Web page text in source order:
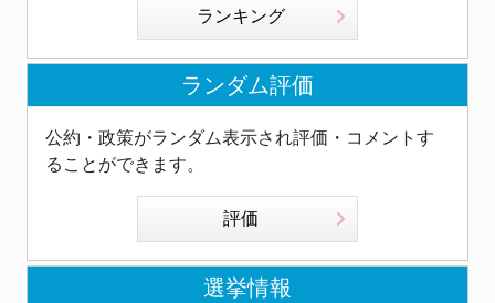
ランキング
ランダム評価
公約・政策がランダム表示され評価・コメントす
ることができます。
評価
選挙情報